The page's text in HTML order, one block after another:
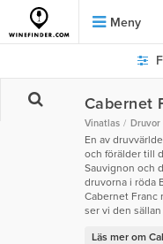
Meny
Cabernet
Vinatlas Druvor
En av
och förälder till
Sauvignon och
druvorna i röda
Cabernet Franc
ser vi den
Läs mer om